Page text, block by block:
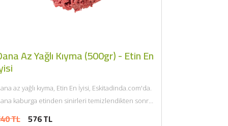
Az Yağlı Kıyma (500gr) - Etin En
az yağlı kıyma, Etin En İyisi, Eskitadinda.com'da.
kaburga etinden sinirleri temizlendikten sonra
TL 576 TL